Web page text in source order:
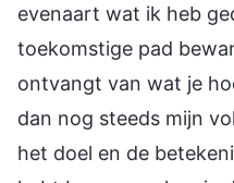
evenaart wat ik heb
toekomstige pad
ontvangt van wat je
dan nog steeds mijn
het doel en de